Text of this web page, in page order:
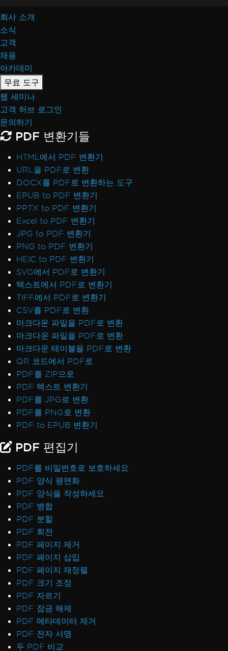
회사 소개
소식
고객
채용
아카데미
무료 도구
웹 세미나
고객 허브 로그인
문의하기
PDF 변환기들
HTML에서 PDF 변환기
URL을 PDF로 변환
DOCX를 PDF로 변환하는 도구
EPUB to PDF 변환기
PPTX to PDF 변환기
Excel to PDF 변환기
JPG to PDF 변환기
PNG to PDF 변환기
HEIC to PDF 변환기
SVG에서 PDF로 변환기
텍스트에서 PDF로 변환기
TIFF에서 PDF로 변환기
CSV를 PDF로 변환
마크다운 파일을 PDF로 변환
마크다운 파일을 PDF로 변환
마크다운 테이블을 PDF로 변환
QR 코드에서 PDF로
PDF를 ZIP으로
PDF 텍스트 변환기
PDF를 JPG로 변환
PDF를 PNG로 변환
PDF to EPUB 변환기
PDF 편집기
PDF를 비밀번호로 보호하세요
PDF 양식 평면화
PDF 양식을 작성하세요
PDF 병합
PDF 분할
PDF 회전
PDF 페이지 제거
PDF 페이지 삽입
PDF 페이지 재정렬
PDF 크기 조정
PDF 자르기
PDF 잠금 해제
PDF 메타데이터 제거
PDF 전자 서명
두 PDF 비교